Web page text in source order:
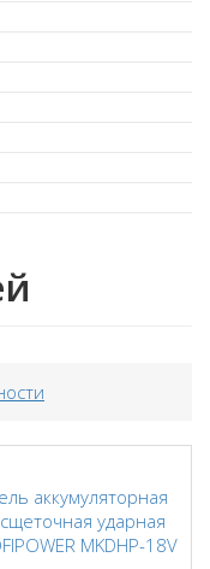
аккумуляторная
ударная
MKDHP-18V